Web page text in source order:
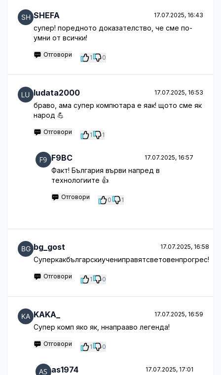
SHEFA 17.07.2025, 16:43
супер! поредното доказателство, че сме по-
умни от всички!
Отговори 1 0
ludata2000 17.07.2025, 16:53
браво, ама супер компютара е яак! щото сме як
народ 💪
Отговори 1 1
F9BC 17.07.2025, 16:57
Факт! България върви напред в
технологиите 👍
Отговори 0 1
bg_gost 17.07.2025, 16:58
Суперкакбългарскиучениправятсветовенпрогрес!
Отговори 1 0
KAKA_ 17.07.2025, 16:59
Супер комп яко як, ннапрааво легенда!
Отговори 1 0
as1974 17.07.2025, 17:01